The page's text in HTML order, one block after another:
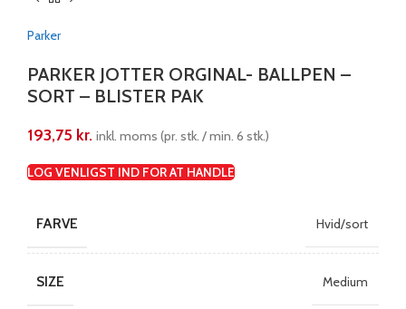
Parker
PARKER JOTTER ORGINAL- BALLPEN –
SORT – BLISTER PAK
193,75 kr. inkl. moms (pr. stk. / min. 6 stk.)
LOG VENLIGST IND FOR AT HANDLE
FARVE Hvid/sort
SIZE Medium